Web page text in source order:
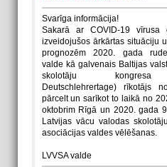
Svarīga informācija!
Sakarā ar COVID-19 vīrusa
izveidojušos ārkārtas situāciju
prognozēm 2020. gada
valde kā galvenais Baltijas
skolotāju kongresa
Deutschlehrertage) rīkotājs
pārcelt un sarīkot to laikā no
oktobrim Rīgā un 2020. gada
Latvijas vācu valodas
asociācijas valdes vēlēšanas.
LVVSA valde